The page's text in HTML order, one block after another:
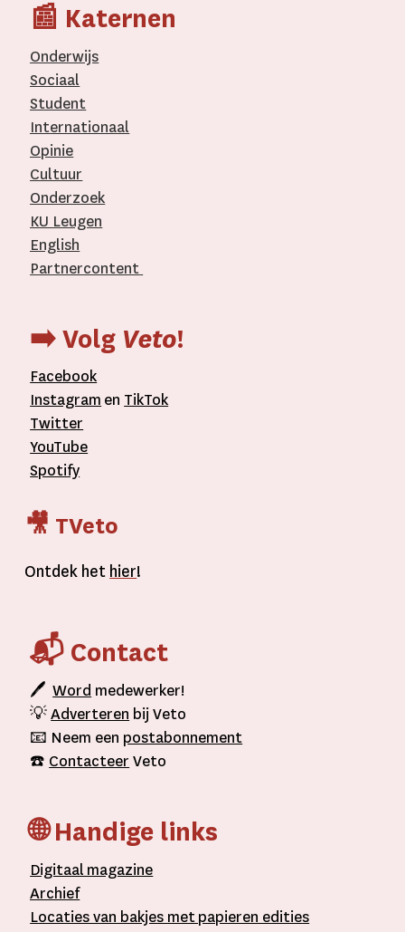
📰 Katernen
Onderwijs
Sociaal
Student
Internationaal­
Opinie
Cultuur
Onderzoek
KU Leugen
English
Partnercontent
➡️ Volg Veto!
Facebook
Instagram en TikTok
Twitter
YouTube
Spotify
🎥 TVeto
Ontdek het hier!
📬 Contact
🖊Word medewerker!
💡Adverteren bij Veto
📧 Neem een postabonnement
☎️ Contacteer Veto
🌐 Handige links
Digitaal magazine
Archief
Locaties van bakjes metpapieren edities